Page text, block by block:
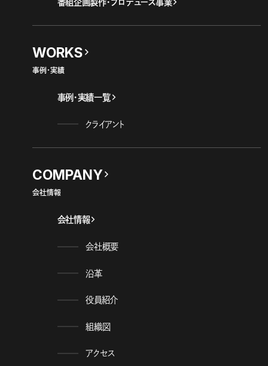
WORKS
事例・実績
事例・実績一覧
クライアント
COMPANY
会社情報
会社情報
会社概要
沿革
役員紹介
組織図
アクセス